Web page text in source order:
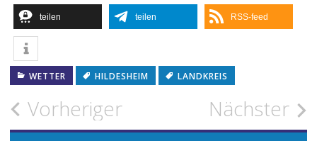
teilen teilen RSS-feed
WETTER HILDESHEIM LANDKREIS
Beitragsnavigation
Vorheriger Nächster